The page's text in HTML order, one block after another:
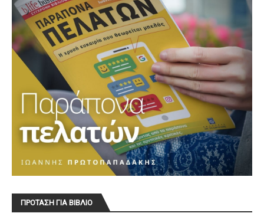
ΠΡΟΤΑΣΗ ΓΙΑ ΒΙΒΛΙΟ